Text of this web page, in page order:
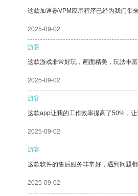
这款加速器VPM应用程序已经为我们带
2025-09-02
游客
这款游戏非常好玩，画面精美，玩法丰富
2025-09-02
游客
这款app让我的工作效率提高了50%，
2025-09-02
游客
这款软件的售后服务非常好，遇到问题都
2025-09-02